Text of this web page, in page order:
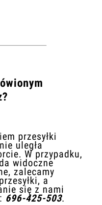
przesyłki
uległa
W przypadku,
widoczne
zalecamy
a
się z nami
696-425-503.